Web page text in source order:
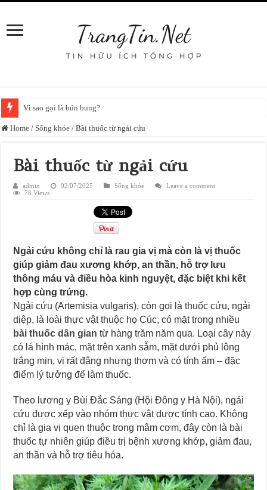
Vì sao gọi là bún bung?
Home / Sống khỏe / Bài thuốc từ ngải cứu
Bài thuốc từ ngải cứu
admin 02/07/2025 Sống khỏe
Leave a comment
78 Views
Ngải cứu không chỉ là rau gia vị mà còn là vị thuốc
giúp giảm đau xương khớp, an thần, hỗ trợ lưu
thông máu và điều hòa kinh nguyệt, đặc biệt khi kết
hợp cùng trứng.
Ngải cứu (Artemisia vulgaris), còn gọi là thuốc cứu, ngải
diệp, là loài thực vật thuộc họ Cúc, có mặt trong nhiều
bài thuốc dân gian từ hàng trăm năm qua. Loại cây này
có lá hình mác, mặt trên xanh sẫm, mặt dưới phủ lông
trắng mịn, vị rất đắng nhưng thơm và có tính ấm – đặc
điểm lý tưởng để làm thuốc.
Theo lương y Bùi Đắc Sáng (Hội Đông y Hà Nội), ngải
cứu được xếp vào nhóm thực vật dược tính cao. Không
chỉ là gia vị quen thuộc trong mâm cơm, đây còn là bài
thuốc tự nhiên giúp điều trị bệnh xương khớp, giảm đau,
an thần và hỗ trợ tiêu hóa.